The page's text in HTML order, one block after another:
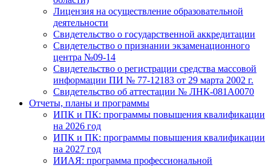
Лицензия на осуществление образовательной
деятельности
Свидетельство о государственной аккредитации
Свидетельство о признании экзаменационного
центра №09-14
Свидетельство о регистрации средства массовой
информации ПИ № 77-12183 от 29 марта 2002 г.
Свидетельство об аттестации № ЛНК-081А0070
Отчеты, планы и программы
ИПК и ПК: программы повышения квалификации
на 2026 год
ИПК и ПК: программы повышения квалификации
на 2027 год
ИИАЯ: программа профессиональной